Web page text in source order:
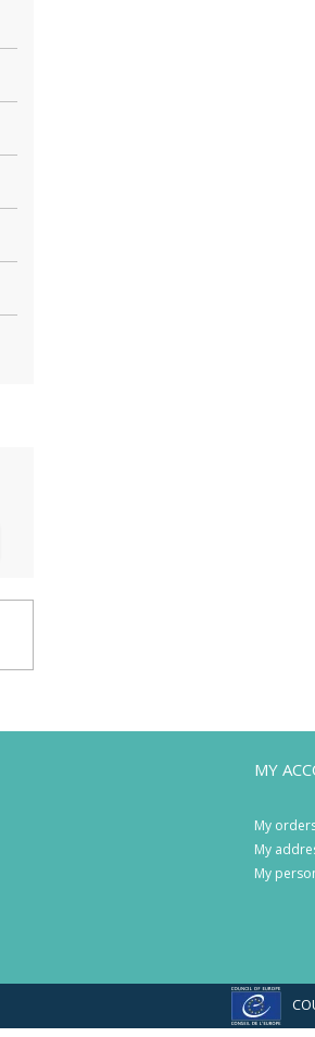
MY
My
My
My